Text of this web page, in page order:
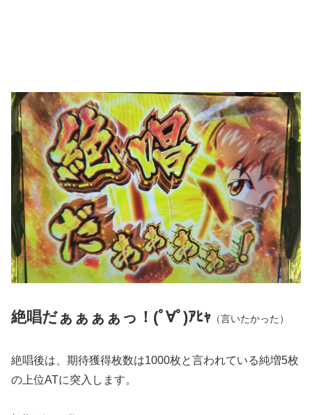
絶唱だぁぁぁぁっ！(ﾟ∀ﾟ)ｱﾋｬ （言いたかった）
絶唱後は、期待獲得枚数は1000枚と言われている純増5枚
の上位ATに突入します。